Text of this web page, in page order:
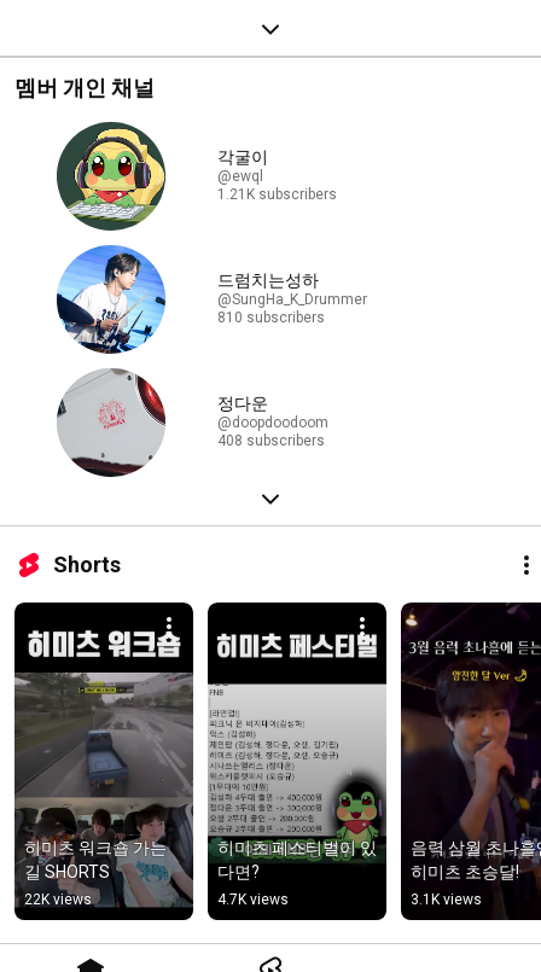
멤버 개인 채널
각굴이
@ewql
1.21K subscribers
드럼치는성하
@SungHa_K_Drummer
810 subscribers
정다운
@doopdoodoom
408 subscribers
Shorts
히미츠 워크숍 가는
길 SHORTS
22K views
히미츠 페스티벌이 있
다면?
4.7K views
음력 삼월 초나흘
히미츠 초승달!
3.1K views